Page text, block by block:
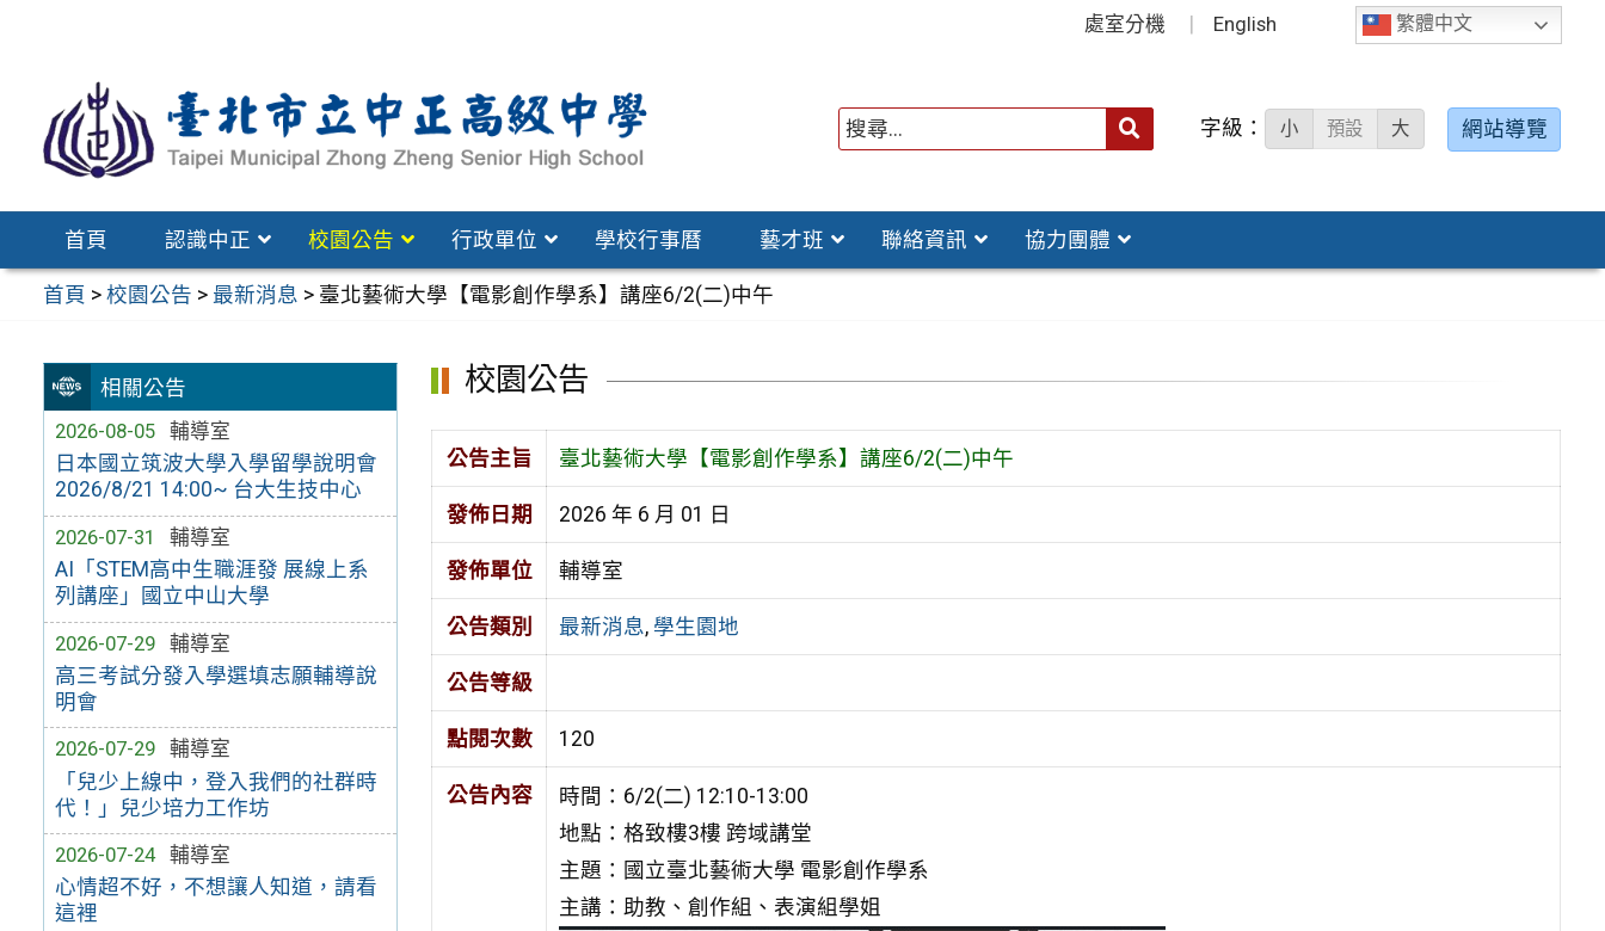
區
繁體中文
處室分機 English
字級： 小 預設 大 網站導覽
首頁 認識中正 校園公告 行政單位 學校行事曆 藝才班 聯絡資訊 協力團體
首頁 >校園公告 > 最新消息 > 臺北藝術大學【電影創作學系】講座6/2(二)中午
相關公告
2026-08-05
輔導室
日本國立筑波大學入學留學說明會
2026/8/21 14:00~ 台大生技中心
2026-07-31
輔導室
AI「STEM高中生職涯發 展線上系
列講座」國立中山大學
2026-07-29
輔導室
高三考試分發入學選填志願輔導說
明會
2026-07-29
輔導室
「兒少上線中，登入我們的社群時
代！」兒少培力工作坊
2026-07-24
輔導室
心情超不好，不想讓人知道，請看
這裡
校園公告
公告主旨 臺北藝術大學【電影創作學系】講座6/2(二)中午
發佈日期 2026 年 6 月 01 日
發佈單位 輔導室
公告類別 最新消息, 學生園地
公告等級
點閱次數 120
公告內容
時間：6/2(二) 12:10-13:00
地點：格致樓3樓 跨域講堂
主題：國立臺北藝術大學 電影創作學系
主講：助教、創作組、表演組學姐